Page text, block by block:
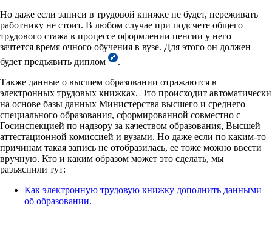
Но даже если записи в трудовой книжке не будет, переживать
работнику не стоит. В любом случае при подсчете общего
трудового стажа в процессе оформлении пенсии у него
зачтется время очного обучения в вузе. Для этого он должен
будет предъявить диплом
.
Также данные о высшем образовании отражаются в
электронных трудовых книжках. Это происходит автоматически
на основе базы данных Министерства высшего и среднего
специального образования, сформированной совместно с
Госинспекцией по надзору за качеством образования, Высшей
аттестационной комиссией и вузами. Но даже если по каким-то
причинам такая запись не отобразилась, ее тоже можно ввести
вручную. Кто и каким образом может это сделать, мы
разъяснили тут:
Как электронную трудовую книжку дополнить данными
об образовании.